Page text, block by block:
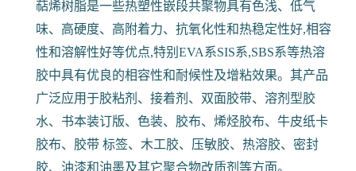
萜烯树脂是一些热塑性嵌段共聚物具有色浅、低气
味、高硬度、高附着力、抗氧化性和热稳定性好,相容
性和溶解性好等优点,特别EVA系SIS系,SBS系等热溶
胶中具有优良的相容性和耐候性及增粘效果。其产品
广泛应用于胶粘剂、接着剂、双面胶带、溶剂型胶
水、书本装订版、色装、胶布、烯烃胶布、牛皮纸卡
胶布、胶带 标签、木工胶、压敏胶、热溶胶、密封
胶、油漆和油墨及其它聚合物改质剂等方面。